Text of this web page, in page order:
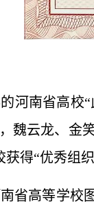
河南省高校
魏云龙、金
得“优秀组织
省高等学校